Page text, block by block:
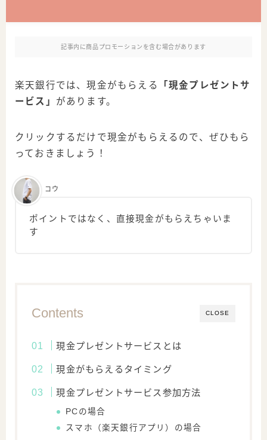
記事内に商品プロモーションを含む場合があります
楽天銀行では、現金がもらえる
「現金プレゼントサ
ービス」 があります。
クリックするだけで現金がもらえるので、ぜひもら
っておきましょう！
ポイントではなく、直接現金がもらえちゃいま
す
コウ
CLOSE
Contents
現金プレゼントサービスとは
現金がもらえるタイミング
現金プレゼントサービス参加方法
PCの場合
スマホ（楽天銀行アプリ）の場合